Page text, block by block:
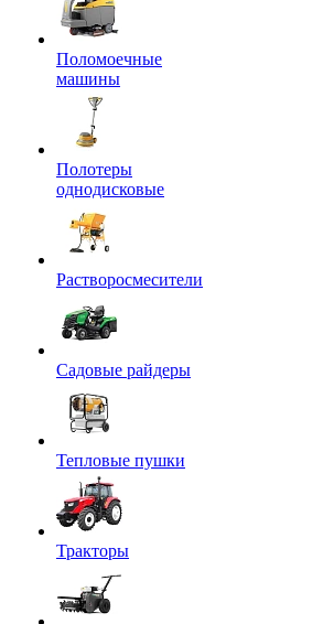
Поломоечные
машины
Полотеры
однодисковые
Растворосмесители
Садовые райдеры
Тепловые пушки
Тракторы